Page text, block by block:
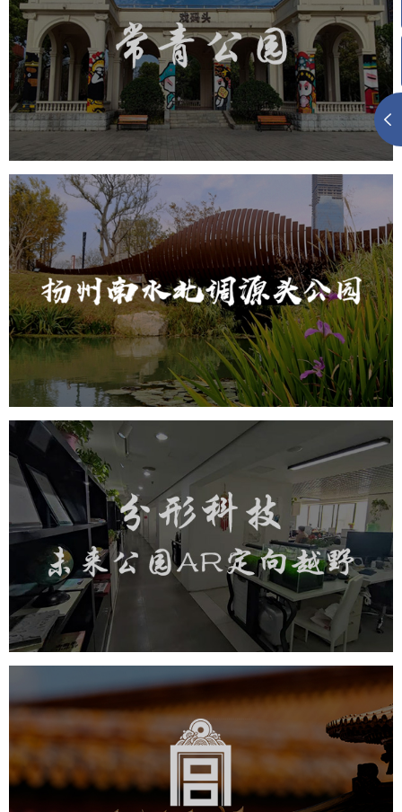
旅游休闲 智慧公园 智能步道
AR互动大屏
智慧公园综合管理系统
元宇宙定制开发
元宇宙建设
元宇宙平台建设
元宇宙系统搭建
元宇宙系统建设
扬州南水北调源头公园
智慧公园 AR太极 智能语音亭
智能大数据平台
元宇宙定制开发
元宇宙平台建设
元宇宙系统搭建
元宇宙系统建设
元宇宙建设
分形科技未来公园AR定向越野
旅游休闲 小程序开发
AI人工智能技术
元宇宙定制开发
元宇宙网站建设
元宇宙平台建设
元宇宙系统搭建
元宇宙系统建设 元宇宙建设
故宫博物院